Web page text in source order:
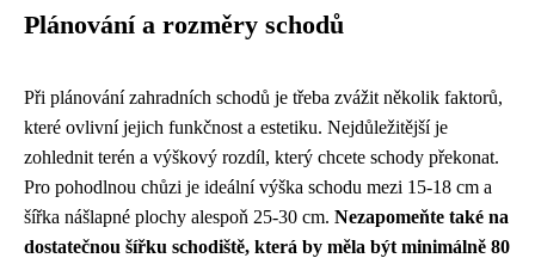
Plánování a rozměry schodů
Při plánování zahradních schodů je třeba zvážit několik faktorů,
které ovlivní jejich funkčnost a estetiku. Nejdůležitější je
zohlednit terén a výškový rozdíl, který chcete schody překonat.
Pro pohodlnou chůzi je ideální výška schodu mezi 15-18 cm a
šířka nášlapné plochy alespoň 25-30 cm. Nezapomeňte také na
dostatečnou šířku schodiště, která by měla být minimálně 80